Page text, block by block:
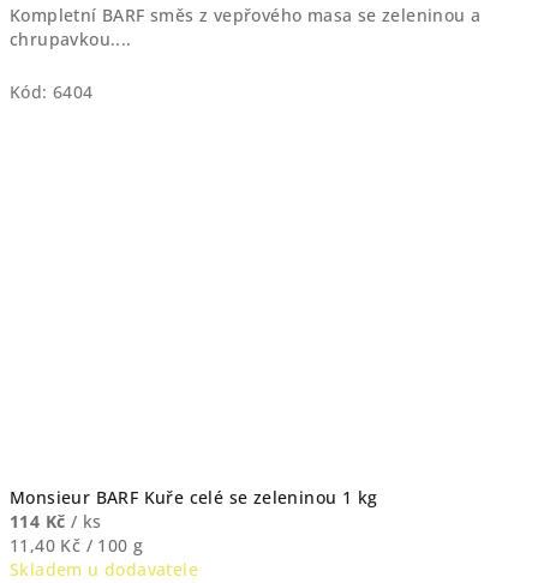
Kompletní BARF směs z vepřového masa se zeleninou a
chrupavkou....
Kód: 6404
Monsieur BARF Kuře celé se zeleninou 1 kg
114 Kč / ks
Měrná
cena:
11,40 Kč / 100 g
Skladem u dodavatele